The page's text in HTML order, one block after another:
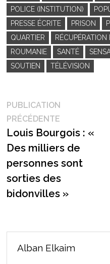
POLICE (INSTITUTION)
PRESSE ÉCRITE
PRISON
QUARTIER
ROUMANIE
SANTÉ
SOUTIEN
TÉLÉVISION
Navigation
de
l’article
PUBLICATION
PRÉCÉDENTEPublication
précédente :
Louis Bourgois : «
Des milliers de
personnes sont
sorties des
bidonvilles »
Alban Elkaim